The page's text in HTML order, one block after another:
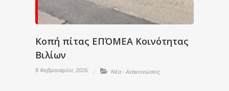
Κοπή πίτας ΕΠΌΜΕΑ Κοινότητας
Βιλίων
8 Φεβρουαρίου, 2026 Νέα - Ανακοινώσεις